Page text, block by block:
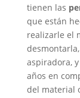
tienen las
que están
realizarle el
aspiradora,
años en
del material